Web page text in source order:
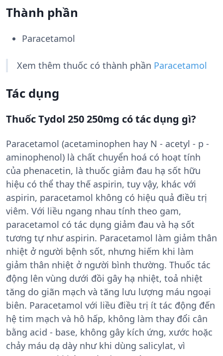
Thành phần
Paracetamol
Xem thêm thuốc có thành phần Paracetamol
Tác dụng
Thuốc Tydol 250 250mg có tác dụng gì?
Paracetamol (acetaminophen hay N - acetyl - p -
aminophenol) là chất chuyển hoá có hoạt tính
của phenacetin, là thuốc giảm đau hạ sốt hữu
hiệu có thể thay thế aspirin, tuy vậy, khác với
aspirin, paracetamol không có hiệu quả điều trị
viêm. Với liều ngang nhau tính theo gam,
paracetamol có tác dụng giảm đau và hạ sốt
tương tự như aspirin. Paracetamol làm giảm thân
nhiệt ở người bệnh sốt, nhưng hiếm khi làm
giảm thân nhiệt ở người bình thường. Thuốc tác
động lên vùng dưới đồi gây hạ nhiệt, toả nhiệt
tăng do giãn mạch và tăng lưu lượng máu ngoại
biên. Paracetamol với liều điều trị ít tác động đến
hệ tim mạch và hô hấp, không làm thay đổi cân
bằng acid - base, không gây kích ứng, xước hoặc
chảy máu dạ dày như khi dùng salicylat, vì